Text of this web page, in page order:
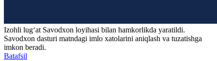
Izohli lugʻat Savodxon loyihasi bilan hamkorlikda yaratildi.
Savodxon dasturi matndagi imlo xatolarini aniqlash va tuzatishga
imkon beradi.
Batafsil